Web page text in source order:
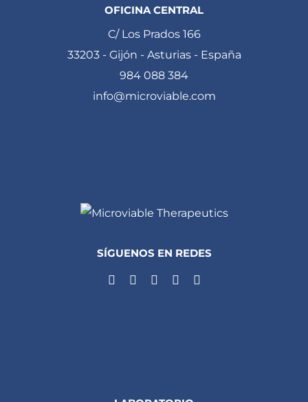
OFICINA CENTRAL
C/ Los Prados 166
33203 - Gijón - Asturias - España
984 088 384
info@microviable.com
SÍGUENOS EN REDES